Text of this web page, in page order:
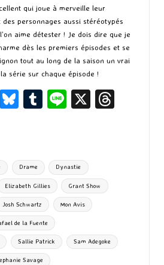
qui joue à merveille leur
personnages aussi stéréotypés
aime détester ! Je dois dire que je
dès les premiers épisodes et se
tout au long de la saison un vrai
série sur chaque épisode !
E
Bl
ky
T
bl
r
Li X
Drame Dynastie
Elizabeth Gillies Grant Show
Josh Schwartz Mon Avis
de la Fuente
Sallie Patrick Sam Adegoke
Savage